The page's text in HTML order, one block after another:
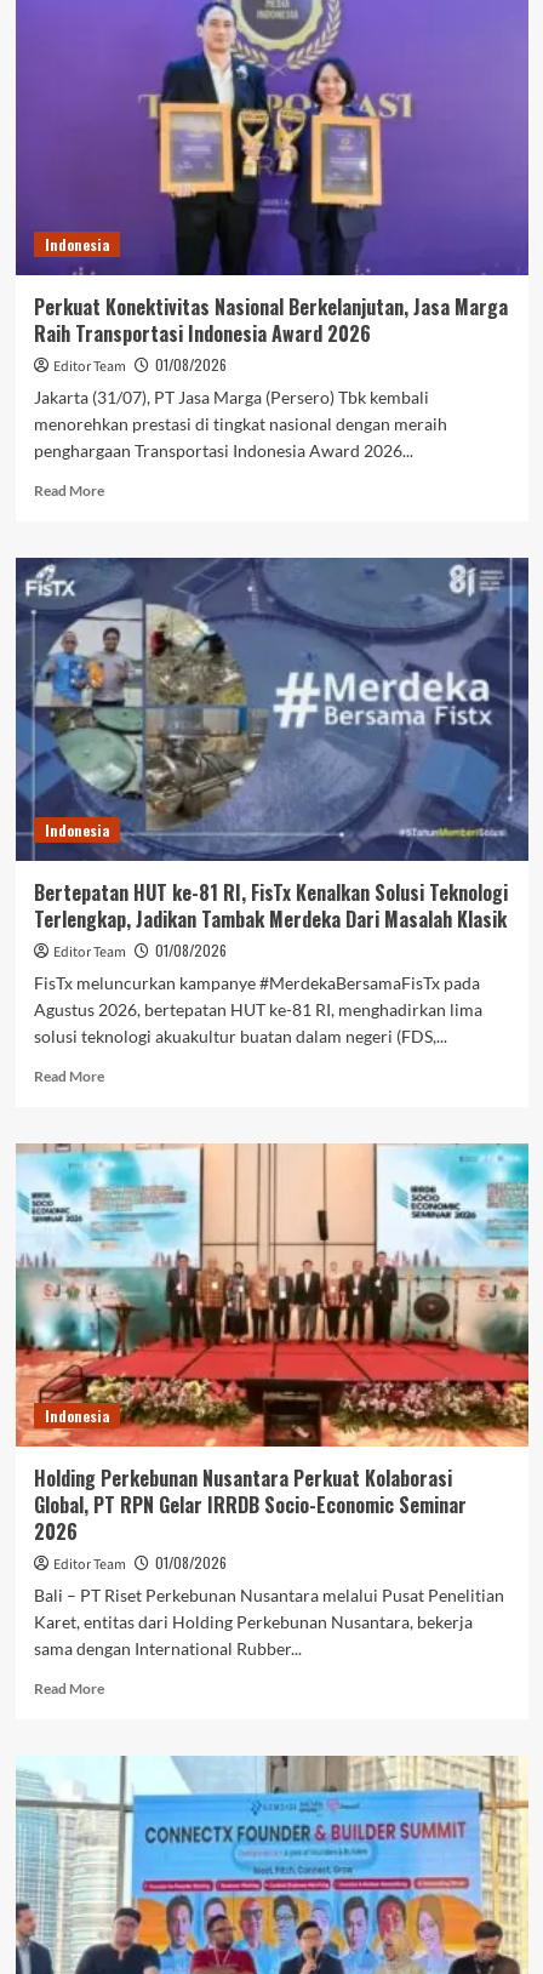
Indonesia
Perkuat Konektivitas Nasional Berkelanjutan, Jasa Marga
Raih Transportasi Indonesia Award 2026
Editor Team
01/08/2026
Jakarta (31/07), PT Jasa Marga (Persero) Tbk kembali
menorehkan prestasi di tingkat nasional dengan meraih
penghargaan Transportasi Indonesia Award 2026...
Read MoreRead
Perkuat
Konektivitas
Nasional
Berkelanjutan,
Jasa
Marga
Raih
Transportasi
Indonesia
Award
2026
Indonesia
Bertepatan HUT ke-81 RI, FisTx Kenalkan Solusi Teknologi
Terlengkap, Jadikan Tambak Merdeka Dari Masalah Klasik
Editor Team
01/08/2026
FisTx meluncurkan kampanye #MerdekaBersamaFisTx pada
Agustus 2026, bertepatan HUT ke-81 RI, menghadirkan lima
solusi teknologi akuakultur buatan dalam negeri (FDS,...
Read MoreRead
Bertepatan
HUT
ke-
81
RI,
FisTx
Kenalkan
Solusi
Teknologi
Terlengkap,
Jadikan
Tambak
Merdeka
Dari
Klasik
Indonesia
Holding Perkebunan Nusantara Perkuat Kolaborasi
Global, PT RPN Gelar IRRDB Socio-Economic Seminar
2026
Editor Team
01/08/2026
Bali – PT Riset Perkebunan Nusantara melalui Pusat Penelitian
Karet, entitas dari Holding Perkebunan Nusantara, bekerja
sama dengan International Rubber...
Read MoreRead
Holding
Perkebunan
Nusantara
Perkuat
Kolaborasi
Global,
PT
RPN
Gelar
IRRDB